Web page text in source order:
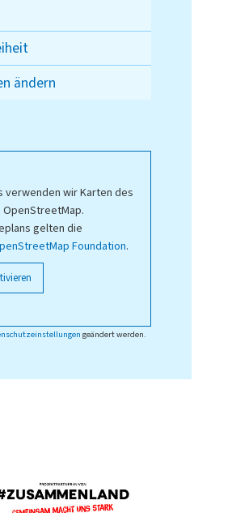
ändern
verwenden wir Karten des
gelten die
Foundation.
geändert werden.